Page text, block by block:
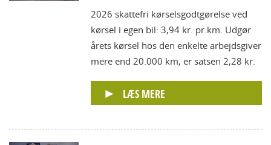
2026 skattefri kørselsgodtgørelse ved
kørsel i egen bil: 3,94 kr. pr.km. Udgør
årets kørsel hos den enkelte arbejdsgiver
mere end 20.000 km, er satsen 2,28 kr.
LÆS MERE